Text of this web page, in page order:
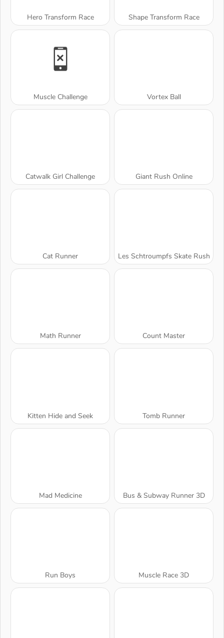
Hero Transform Race Shape Transform Race
Muscle Challenge Vortex Ball
Catwalk Girl Challenge Giant Rush Online
Cat Runner Les Schtroumpfs Skate Rush
Math Runner Count Master
Kitten Hide and Seek Tomb Runner
Mad Medicine Bus & Subway Runner 3D
Run Boys Muscle Race 3D